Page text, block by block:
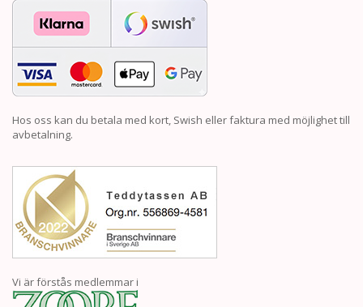
Hos oss kan du betala med kort, Swish eller faktura med möjlighet till
avbetalning.
Vi är förstås medlemmar i